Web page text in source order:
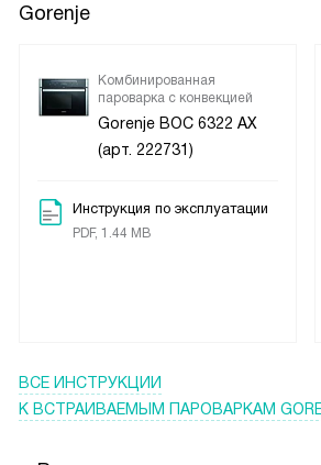
Gorenje
Комбинированная
пароварка с конвекцией
Gorenje BOC 6322 AX
(арт. 222731)
Инструкция по эксплуатации
PDF, 1.44 MB
ВСЕ ИНСТРУКЦИИ
К ВСТРАИВАЕМЫМ ПАРОВАРКАМ